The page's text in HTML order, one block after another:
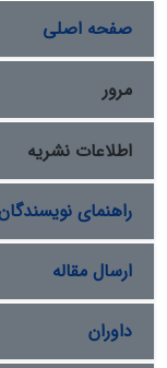
صفحه اصلی
مرور
اطلاعات نشریه
راهنمای
ارسال مقاله
داوران